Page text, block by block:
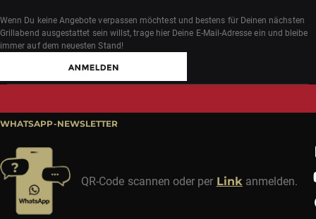
Wenn Du keine Angebote verpassen möchtest und bestens für Deinen nächsten
Grillabend ausgestattet sein willst, trage hier Deine E-Mail-Adresse ein und bleibe
immer auf dem neuesten Stand!
WHATSAPP-NEWSLETTER
QR-Code scannen oder per Linkanmelden.